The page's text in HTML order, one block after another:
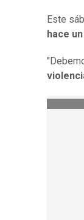
Este
hace